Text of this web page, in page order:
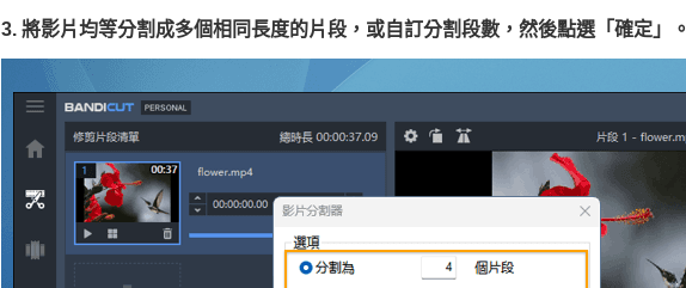
3. 將影片均等分割成多個相同長度的片段，或自訂分割段數，然後點選「確定」。